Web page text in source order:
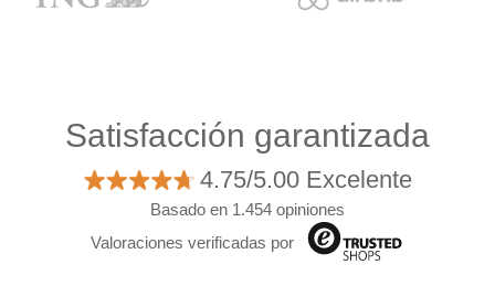
Satisfacción garantizada
4.75/5.00 Excelente
Basado en 1.454 opiniones
Valoraciones verificadas por